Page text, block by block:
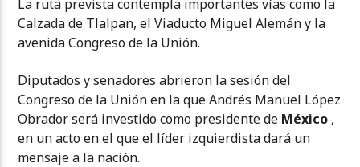
La ruta prevista contempla importantes vías como la
Calzada de Tlalpan, el Viaducto Miguel Alemán y la
avenida Congreso de la Unión.
Diputados y senadores abrieron la sesión del
Congreso de la Unión en la que Andrés Manuel López
Obrador será investido como presidente de México ,
en un acto en el que el líder izquierdista dará un
mensaje a la nación.